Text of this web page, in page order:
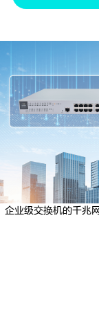
企业级交换机的千兆